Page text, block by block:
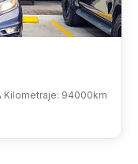
Kilometraje: 94000km